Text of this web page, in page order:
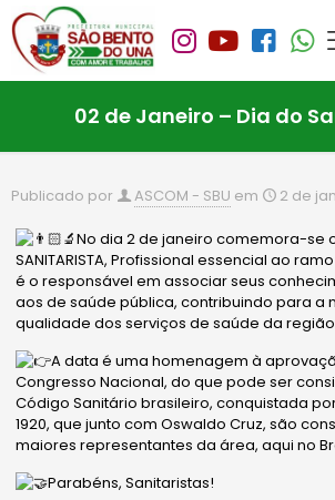
02 de Janeiro – Dia do
Publicado por ASCOM - SBU em 2 de
No dia 2 de janeiro comemora-se o
SANITARISTA, Profissional essencial ao ramo
é o responsável em associar seus
aos de saúde pública, contribuindo para a
qualidade dos serviços de saúde da
A data é uma homenagem à
Congresso Nacional, do que pode ser
Código Sanitário brasileiro, conquistada
1920, que junto com OswaldoCruz, são
maiores representantes da área, aqui no
Parabéns, Sanitaristas!